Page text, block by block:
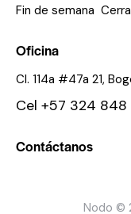
Fin de semana
Oficina
Cl. 114a #47a 21,
Cel +57 324 848
Contáctanos
Nodo ©